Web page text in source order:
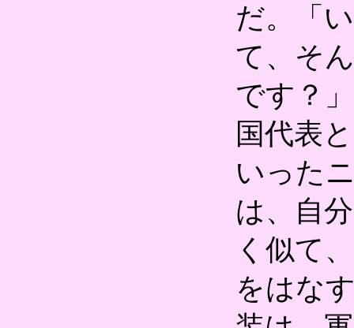
だ。「
て、そ
です？
国代表
いった
は、自
く似て
をはな